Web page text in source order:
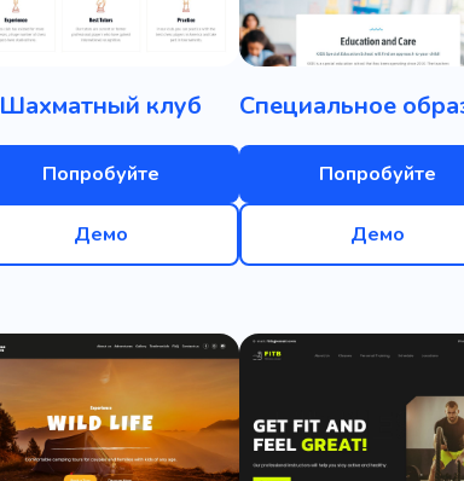
Шахматный клуб
Попробуйте
Демо
Попробуйте
Демо